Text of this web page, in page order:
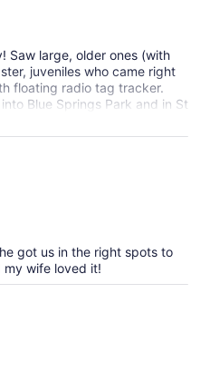
Saw large, older ones (with
juveniles who came right
floating radio tag tracker.
Blue Springs Park and in St
mellow kayaking. Jeff was a
manatees feeding from afar,
alligators, cormorants,
and disturbing the
up close... SO HAPPY!
got us in the right spots to
my wife loved it!